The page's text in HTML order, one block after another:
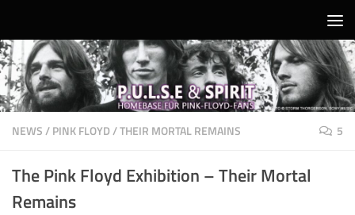
NEWS/PINK FLOYD/THEIR MORTAL REMAINS 5
The Pink Floyd Exhibition – Their Mortal
Remains